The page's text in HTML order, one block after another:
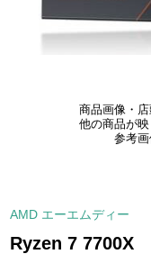
商品画像・店
他の商品が映
参考画
AMD エーエムディー
Ryzen 7 7700X